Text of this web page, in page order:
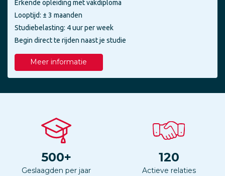
Erkende opleiding met vakdiploma
Looptijd: ± 3 maanden
Studiebelasting: 4 uur per week
Begin direct te rijden naast je studie
Meer informatie
500+
Geslaagden per jaar
120
Actieve relaties